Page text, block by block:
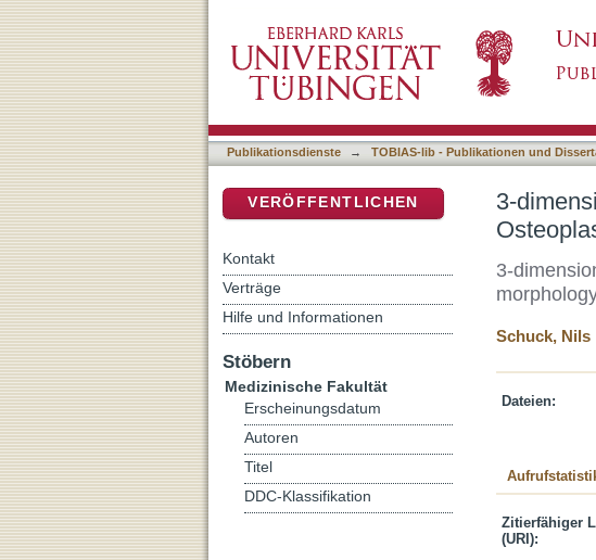
Gesichtsmorphologie
Publikationsdienste → TOBIAS-lib - Publikationen und
3-
3-
Schuck, Nils
Dateien:
Zitierfähiger
(URI):
VERÖFFENTLICHEN
Kontakt
Verträge
Hilfe und Informationen
Stöbern
Medizinische Fakultät
Erscheinungsdatum
Autoren
Titel
DDC-Klassifikation